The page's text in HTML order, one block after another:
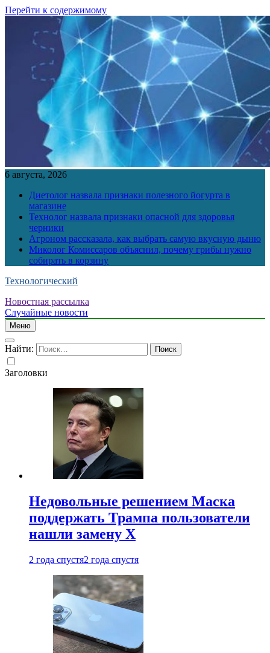
Перейти к содержимому
6 августа, 2026
Диетолог назвала признаки полезного йогурта в
магазине
Технолог назвала признаки опасной для здоровья
черники
Агроном рассказала, как выбрать самую вкусную дыню
Миколог Комиссаров объяснил, почему грибы нужно
собирать в корзину
Технологический
Новостная рассылка
Случайные новости
Меню
Найти:
Заголовки
Недовольные решением Маска
поддержать Трампа пользователи
нашли замену X
2 года спустя2 года спустя